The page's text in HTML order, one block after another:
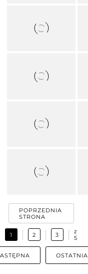
POPRZEDNIA
STRONA
1 2 3
z
5
OSTATNIA